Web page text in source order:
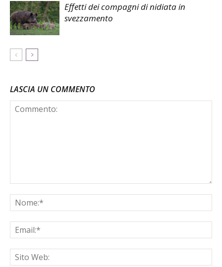
Effetti dei compagni di nidiata in
svezzamento
LASCIA UN COMMENTO